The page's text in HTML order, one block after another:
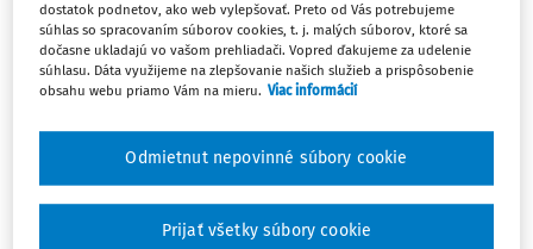
Celý odborný obsah z tejto oblasti je
dostupný predplatiteľom portálu.
obsahu a získajte prístup na 10 dní
zdarma, stačí sa len zaregistrovať.
Vďaka registrácii získate prístup aj k
dostatok podnetov, ako web vylepšovať. Preto od Vás potrebujeme
súhlas so spracovaním súborov cookies, t. j. malých súborov, ktoré sa
dočasne ukladajú vo vašom prehliadači. Vopred ďakujeme za udelenie
súhlasu. Dáta využijeme na zlepšovanie našich služieb a prispôsobenie
obsahu webu priamo Vám na mieru. Viac informácií
Odmietnut nepovinné súbory cookie
Prijať všetky súbory cookie